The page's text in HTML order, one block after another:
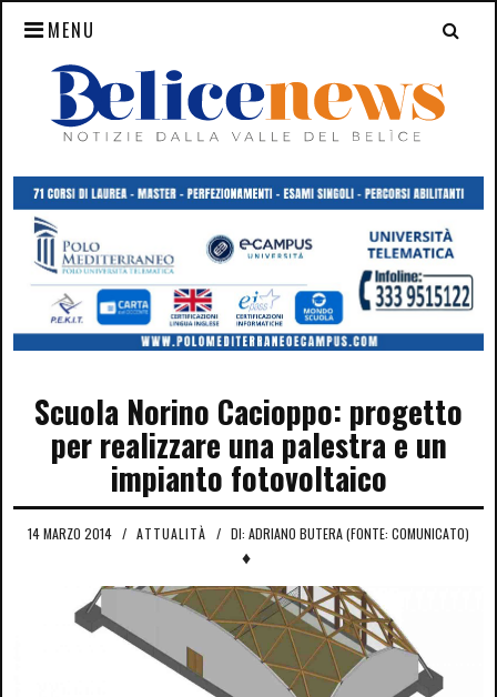
MENU
Scuola Norino Cacioppo: progetto
per realizzare una palestra e un
impianto fotovoltaico
14 MARZO 2014 / ATTUALITÀ / DI: ADRIANO BUTERA (FONTE: COMUNICATO)
♦